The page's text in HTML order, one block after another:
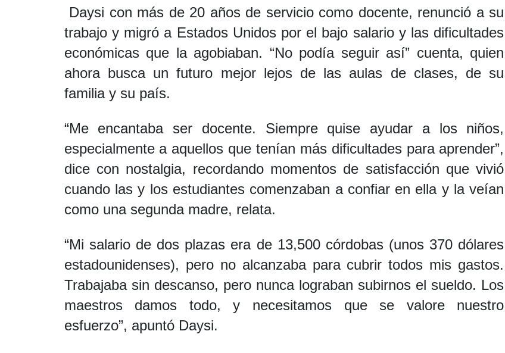
Daysi con más de 20 años de servicio como docente, renunció a su
trabajo y migró a Estados Unidos por el bajo salario y las dificultades
económicas que la agobiaban. “No podía seguir así” cuenta, quien
ahora busca un futuro mejor lejos de las aulas de clases, de su
familia y su país.
“Me encantaba ser docente. Siempre quise ayudar a los niños,
especialmente a aquellos que tenían más dificultades para aprender”,
dice con nostalgia, recordando momentos de satisfacción que vivió
cuando las y los estudiantes comenzaban a confiar en ella y la veían
como una segunda madre, relata.
“Mi salario de dos plazas era de 13,500 córdobas (unos 370 dólares
estadounidenses), pero no alcanzaba para cubrir todos mis gastos.
Trabajaba sin descanso, pero nunca lograban subirnos el sueldo. Los
maestros damos todo, y necesitamos que se valore nuestro
esfuerzo”, apuntó Daysi.